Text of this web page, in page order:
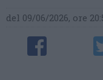
del 09/06/2026, ore